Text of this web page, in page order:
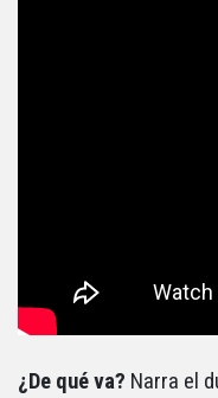
¿De qué va? Narra el